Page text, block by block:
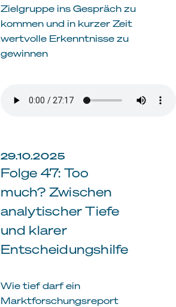
Zielgruppe ins Gespräch zu
kommen und in kurzer Zeit
wertvolle Erkenntnisse zu
gewinnen
29.10.2025
Folge 47: Too
much? Zwischen
analytischer Tiefe
und klarer
Entscheidungshilfe
Wie tief darf ein
Marktforschungsreport